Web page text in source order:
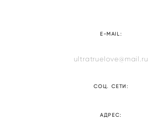
E-MAIL:
ultratruelove@mail.ru
СОЦ. СЕТИ:
АДРЕС: